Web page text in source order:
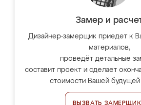
Замер и
Дизайнер-замерщик приедет к
материалов,
проведёт детальные
составит проект и сделает
стоимости Вашей
ВЫЗВАТЬ